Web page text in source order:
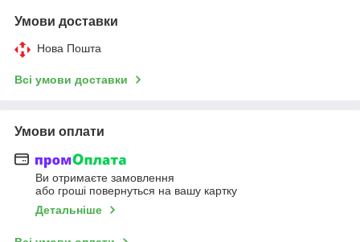
Умови доставки
Нова Пошта
Всі умови доставки
Умови оплати
Ви отримаєте замовлення
або гроші повернуться на вашу картку
Детальніше